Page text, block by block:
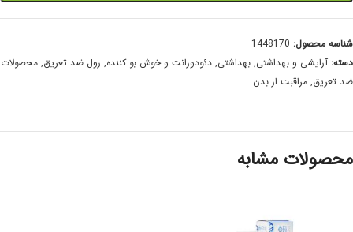
شناسه محصول: 1448170
دسته: آرایشی و بهداشتی, بهداشتی, دئودورانت و خوش بو کننده, رول ضد تعریق, محصولات
ضد تعریق, مراقبت از بدن
محصولات مشابه